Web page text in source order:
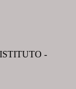
-